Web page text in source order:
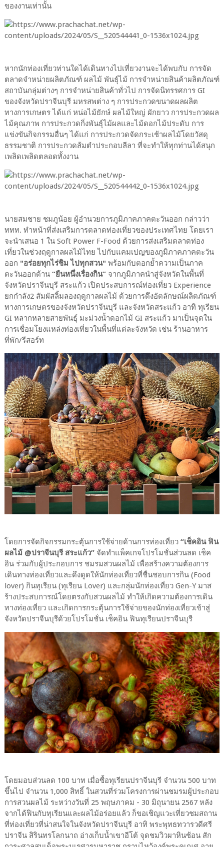
ของงานเท่านั้น
หากนักท่องเที่ยวท่านใดได้เดินทางไปเที่ยวงานจะได้พบกับ การจัด
ตลาดจำหน่ายผลิตภัณฑ์ ผลไม้ พันธุ์ไม้ การจำหน่ายสินค้าผลิตภัณฑ์
สถาบันกลุ่มต่างๆ การจำหน่ายสินค้าทั่วไป การจัดนิทรรศการ GI
ของจังหวัดปราจีนบุรี มหรสพต่าง ๆ การประกวดขนาดผลผลิต
ทางการเกษตร ได้แก่ หน่อไม้ยักษ์ ผลไม้ใหญ่ ผักยาว การประกวดผล
ไม้คุณภาพ การประกวดกิ่งพันธุ์ไม้ผลและไม้ดอกไม้ประดับ การ
แข่งขันกิจกรรมอื่นๆ ได้แก่ การประกวดจัดกระเช้าผลไม้โดยวัสดุ
ธรรมชาติ การประกวดส้มตำประกอบลีลา ที่จะทำให้ทุกท่านได้สนุก
เพลิดเพลิดตลอดทั้งงาน
นายสมชาย ชมภูน้อย ผู้อำนวยการภูมิภาคภาคตะวันออก กล่าวว่า
ททท. ทำหน้าที่ส่งเสริมการตลาดท่องเที่ยวของประเทศไทย โดยเรา
จะนำเสนอ 1 ใน Soft Power F-Food ด้วยการส่งเสริมตลาดท่อง
เที่ยวในช่วงฤดูกาลผลไม้ไทย ไปกับแคมเปญของภูมิภาคภาคตะวัน
ออก "อร่อยทุกไร่ชิม ไปทุกสวน" พร้อมกับตอกย้ำความเป็นภาค
ตะวันออกด้าน “ยืนหนึ่งเรื่องกิน”จากภูมิภาคนำสู่จังหวัดในพื้นที่
จังหวัดปราจีนบุรี สระแก้ว เปิดประสบการณ์ท่องเที่ยว Experience
ยกกำลัง2 สัมผัสลิ้มลองฤดูกาลผลไม้ ด้วยการดึงอัตลักษณ์ผลิตภัณฑ์
ทางการเกษตรของจังหวัดปราจีนบุรี และจังหวัดสระแก้ว อาทิ ทุเรียน
GI หลากหลายสายพันธุ์ มะม่วงน้ำดอกไม้ GI สระแก้ว มาเป็นจุดใน
การเชื่อมโยงแหล่งท่องเที่ยวในพื้นที่แต่ละจังหวัด เช่น ร้านอาหาร
ที่พัก/รีสอร์ท
โดยการจัดกิจกรรมกระตุ้นการใช้จ่ายด้านการท่องเที่ยว “เช็คอิน ฟิน
ผลไม้ @ปราจีนบุรี สระแก้ว”จัดทำแพ็คเกจโปรโมชั่นส่วนลด เช็ค
อิน ร่วมกับผู้ประกอบการ ชมรมสวนผลไม้ เพื่อสร้างความต้องการ
เดินทางท่องเที่ยวและดึงดูดให้นักท่องเที่ยวที่ชื่นชอบการกิน (Food
lover) กินทุเรียน (ทุเรียน Lover) และกลุ่มนักท่องเที่ยว Gen-Y มาส
ร้างประสบการณ์โดยตรงกับสวนผลไม้ ทำให้เกิดความต้องการเดิน
ทางท่องเที่ยว และเกิดการกระตุ้นการใช้จ่ายของนักท่องเที่ยวเข้าสู่
จังหวัดปราจีนบุรีด้วยโปรโมชั่น เช็คอิน ฟินทุเรียนปราจีนบุรี
โดยมอบส่วนลด 100 บาท เมื่อซื้อทุเรียนปราจีนบุรี จำนวน 500 บาท
ขึ้นไป จำนวน 1,000 สิทธิ์ ในสวนที่ร่วมโครงการผ่านชมรมผู้ประกอบ
การสวนผลไม้ ระหว่างวันที่ 25 พฤษภาคม - 30 มิถุนายน 2567 หลัง
จากได้ฟินกับทุเรียนและผลไม้อร่อยแล้ว ก็ขอเชิญแวะเที่ยวชมสถาน
ที่ท่องเที่ยวที่น่าสนใจในจังหวัดปราจีนบุรี อาทิ พระพุทธทวารวดีศรี
ปราจีน สิรินทรโลกนาถ อ่างเก็บน้ำเขาอีโต้ จุดชมวิวผาหินซ้อน สัก